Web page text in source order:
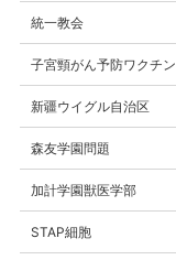
統一教会
子宮頸がん予防ワクチン
新疆ウイグル自治区
森友学園問題
加計学園獣医学部
STAP細胞